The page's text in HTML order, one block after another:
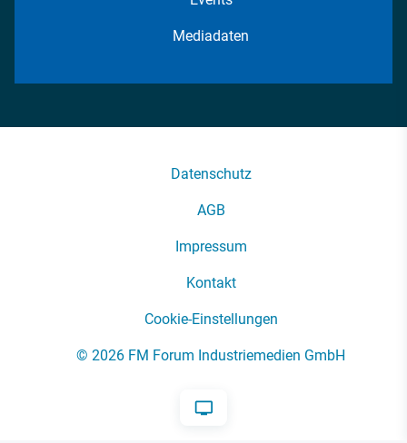
Mediadaten
Datenschutz
AGB
Impressum
Kontakt
Cookie-Einstellungen
© 2026 FM Forum Industriemedien GmbH